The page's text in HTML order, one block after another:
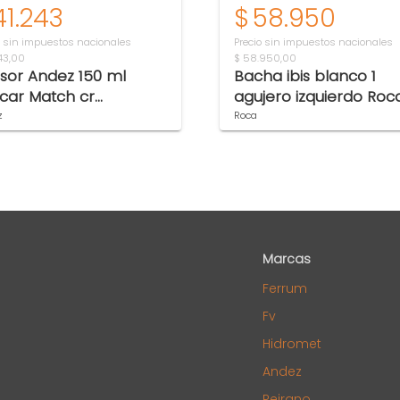
sin impuestos nacionales
Andez 150 ml
Match cr
$58.950
Precio sin impuestos nacionales
$ 58.950,00
Bacha ibis blanco 1
agujero izquierdo
Roca
Marcas
Ferrum
Fv
Hidromet
Andez